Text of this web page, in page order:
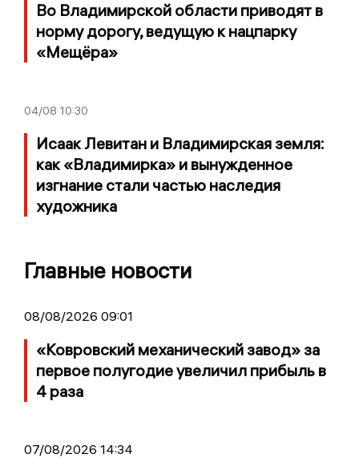
Во Владимирской области приводят в
норму дорогу, ведущую к нацпарку
«Мещёра»
04/08 10:30
Исаак Левитан и Владимирская земля:
как «Владимирка» и вынужденное
изгнание стали частью наследия
художника
Главные новости
08/08/2026 09:01
«Ковровский механический завод» за
первое полугодие увеличил прибыль в
4 раза
07/08/2026 14:34